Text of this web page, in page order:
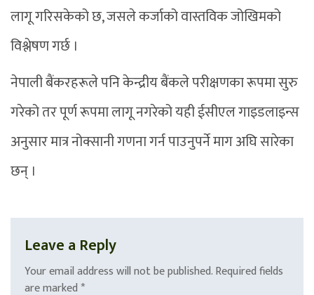
लागू गरिसकेको छ, जसले कर्जाको वास्तविक जोखिमको
विश्लेषण गर्छ ।
नेपाली बैंकरहरूले पनि केन्द्रीय बैंकले परीक्षणका रूपमा सुरु
गरेको तर पूर्ण रूपमा लागू नगरेको यही ईसीएल गाइडलाइन्स
अनुसार मात्र नोक्सानी गणना गर्न पाउनुपर्ने माग अघि सारेका
छन् ।
Leave a Reply
Your email address will not be published.Required fields
are marked *